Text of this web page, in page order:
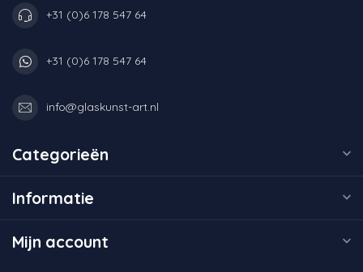
+31 (0)6 178 547 64
+31 (0)6 178 547 64
info@glaskunst-art.nl
Categorieën
Informatie
Mijn account